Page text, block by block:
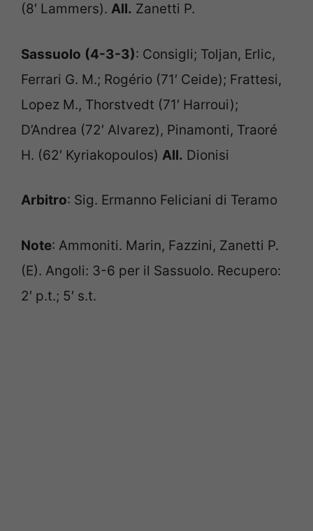
(8′ Lammers). All. Zanetti P.
Sassuolo (4-3-3): Consigli; Toljan, Erlic,
Ferrari G. M.; Rogério (71′ Ceide); Frattesi,
Lopez M., Thorstvedt (71′ Harroui);
D’Andrea (72′ Alvarez), Pinamonti, Traoré
H. (62′ Kyriakopoulos) All. Dionisi
Arbitro: Sig. Ermanno Feliciani di Teramo
Note: Ammoniti. Marin, Fazzini, Zanetti P.
(E). Angoli: 3-6 per il Sassuolo. Recupero:
2′ p.t.; 5′ s.t.